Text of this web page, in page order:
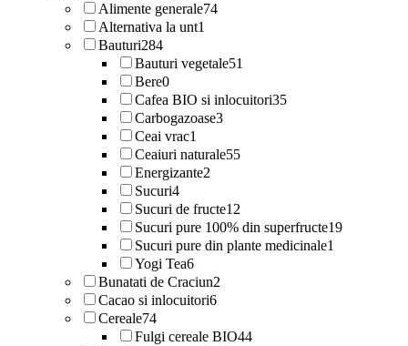
Alimente generale74
Alternativa la unt1
Bauturi284
Bauturi vegetale51
Bere0
Cafea BIO si inlocuitori35
Carbogazoase3
Ceai vrac1
Ceaiuri naturale55
Energizante2
Sucuri4
Sucuri de fructe12
Sucuri pure 100% din superfructe19
Sucuri pure din plante medicinale1
Yogi Tea6
Bunatati de Craciun2
Cacao si inlocuitori6
Cereale74
Fulgi cereale BIO44